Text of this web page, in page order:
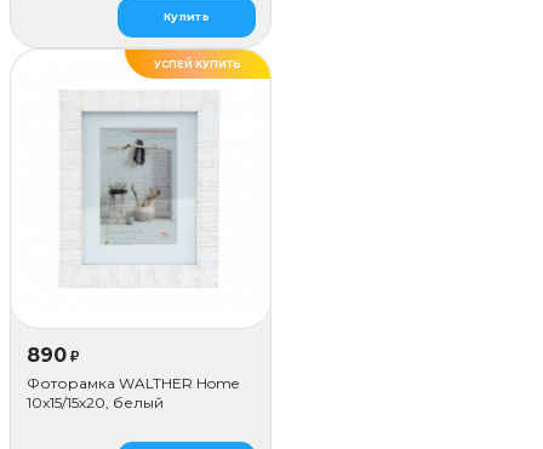
Купить
УСПЕЙ КУПИТЬ
890 ₽
Фоторамка WALTHER Home
10x15/15х20, белый